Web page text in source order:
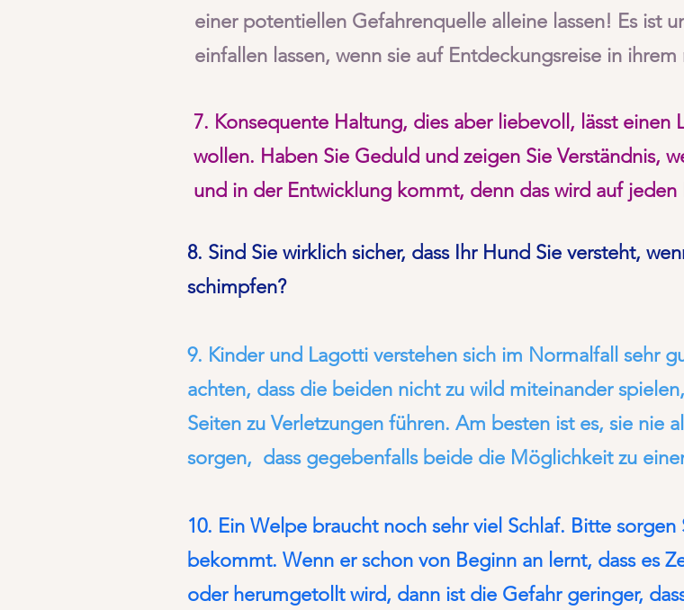
einer potentiellen Gefahrenquelle alleine lassen! Es ist
einfallen lassen, wenn sie auf Entdeckungsreise in
7. Konsequente Haltung, dies aber liebevoll, lässt einen
wollen. Haben Sie Geduld und zeigen Sie Verständnis,
und in der Entwicklung kommt, denn das wird auf jeden
8. Sind Sie wirklich sicher, dass Ihr Hund Sie versteht,
schimpfen?
9. Kinder und Lagotti verstehen sich im Normalfall sehr
achten, dass die beiden nicht zu wild miteinander
Seiten zu Verletzungen führen. Am besten ist es, sie nie
sorgen, dass gegebenfalls beide die Möglichkeit zu
10. Ein Welpe braucht noch sehr viel Schlaf. Bitte sorgen
bekommt. Wenn er schon von Beginn an lernt, dass es
oder herumgetollt wird, dann ist die Gefahr geringer,